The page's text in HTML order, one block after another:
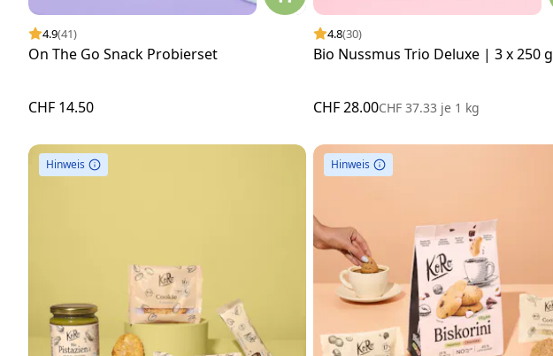
4.9(41)
On The Go Snack Probierset
CHF 14.50
4.8(30)
Bio Nussmus Trio Deluxe | 3 x 250 g
CHF 28.00CHF 37.33 je 1 kg
Hinweis Hinweis